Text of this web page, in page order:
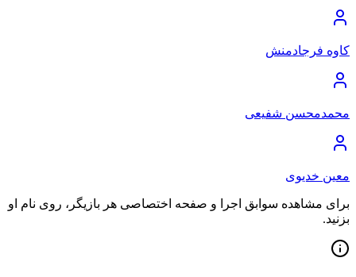
کاوه فرجادمنش
محمدمحسن شفیعی
معین خدیوی
برای مشاهده سوابق اجرا و صفحه اختصاصی هر بازیگر، روی نام او
بزنید.